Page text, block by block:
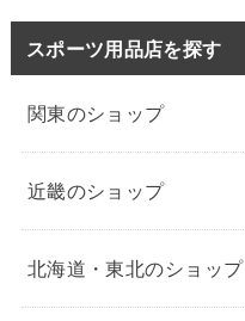
スポーツ用品店を探す
関東のショップ
近畿のショップ
北海道・東北のショップ